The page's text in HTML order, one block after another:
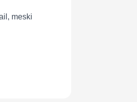
meski